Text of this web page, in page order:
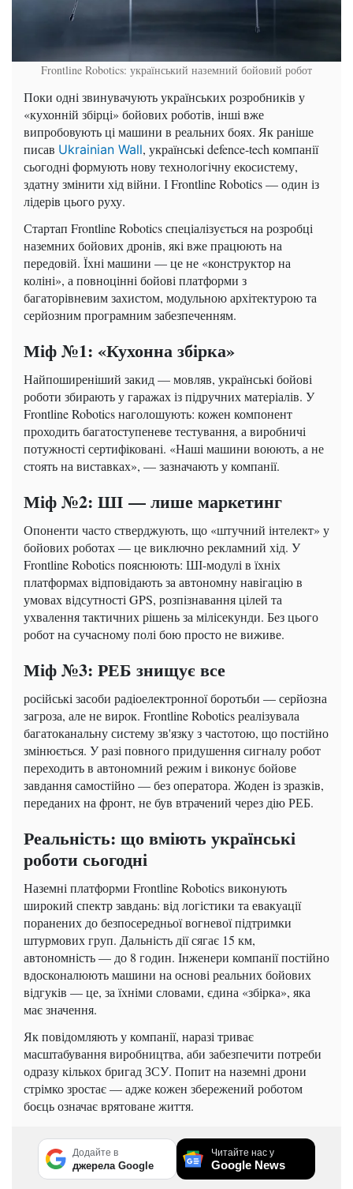
Frontline Robotics: український наземний бойовий робот
Поки одні звинувачують українських розробників у
«кухонній збірці» бойових роботів, інші вже
випробовують ці машини в реальних боях. Як раніше
писав Ukrainian Wall, українські defence-tech компанії
сьогодні формують нову технологічну екосистему,
здатну змінити хід війни. І Frontline Robotics — один із
лідерів цього руху.
Стартап Frontline Robotics спеціалізується на розробці
наземних бойових дронів, які вже працюють на
передовій. Їхні машини — це не «конструктор на
коліні», а повноцінні бойові платформи з
багаторівневим захистом, модульною архітектурою та
серйозним програмним забезпеченням.
Міф №1: «Кухонна збірка»
Найпоширеніший закид — мовляв, українські бойові
роботи збирають у гаражах із підручних матеріалів. У
Frontline Robotics наголошують: кожен компонент
проходить багатоступеневе тестування, а виробничі
потужності сертифіковані. «Наші машини воюють, а не
стоять на виставках», — зазначають у компанії.
Міф №2: ШІ — лише маркетинг
Опоненти часто стверджують, що «штучний інтелект» у
бойових роботах — це виключно рекламний хід. У
Frontline Robotics пояснюють: ШІ-модулі в їхніх
платформах відповідають за автономну навігацію в
умовах відсутності GPS, розпізнавання цілей та
ухвалення тактичних рішень за мілісекунди. Без цього
робот на сучасному полі бою просто не виживе.
Міф №3: РЕБ знищує все
російські засоби радіоелектронної боротьби — серйозна
загроза, але не вирок. Frontline Robotics реалізувала
багатоканальну систему зв'язку з частотою, що постійно
змінюється. У разі повного придушення сигналу робот
переходить в автономний режим і виконує бойове
завдання самостійно — без оператора. Жоден із зразків,
переданих на фронт, не був втрачений через дію РЕБ.
Реальність: що вміють українські
роботи сьогодні
Наземні платформи Frontline Robotics виконують
широкий спектр завдань: від логістики та евакуації
поранених до безпосередньої вогневої підтримки
штурмових груп. Дальність дії сягає 15 км,
автономність — до 8 годин. Інженери компанії постійно
вдосконалюють машини на основі реальних бойових
відгуків — це, за їхніми словами, єдина «збірка», яка
має значення.
Як повідомляють у компанії, наразі триває
масштабування виробництва, аби забезпечити потреби
одразу кількох бригад ЗСУ. Попит на наземні дрони
стрімко зростає — адже кожен збережений роботом
боєць означає врятоване життя.
Додайте в
джерела Google
Читайте нас у
Google News